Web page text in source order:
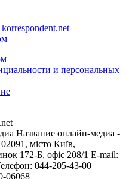
и персональных
Название онлайн-медиа -
місто Київ,
172-Б, офіс 208/1 E-mail:
044-205-43-00
06068